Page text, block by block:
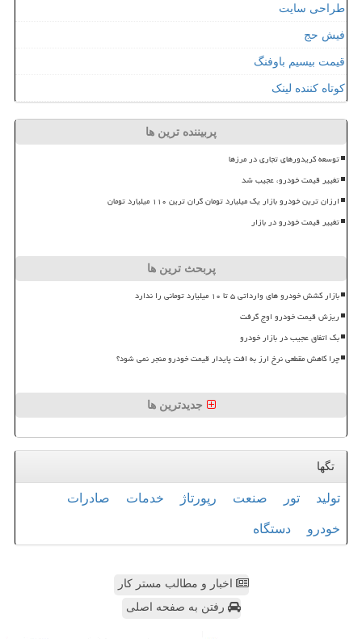
طراحی سایت
فیش حج
قیمت بیسیم باوفنگ
کوتاه کننده لینک
پربیننده ترین ها
توسعه کریدورهای تجاری در مرزها
تغییر قیمت خودرو، عجیب شد
ارزان ترین خودرو بازار یک میلیارد تومان گران ترین ۱۱۰ میلیارد تومان
تغییر قیمت خودرو در بازار
پربحث ترین ها
بازار کشش خودرو های وارداتی ۵ تا ۱۰ میلیارد تومانی را ندارد
ریزش قیمت خودرو اوج گرفت
بک اتفاق عجیب در بازار خودرو
چرا کاهش مقطعی نرخ ارز به افت پایدار قیمت خودرو منجر نمی شود؟
جدیدترین ها
تگها
تولید تور صنعت رپورتاژ خدمات صادرات
خودرو دستگاه
اخبار و مطالب مستر کار
رفتن به صفحه اصلی